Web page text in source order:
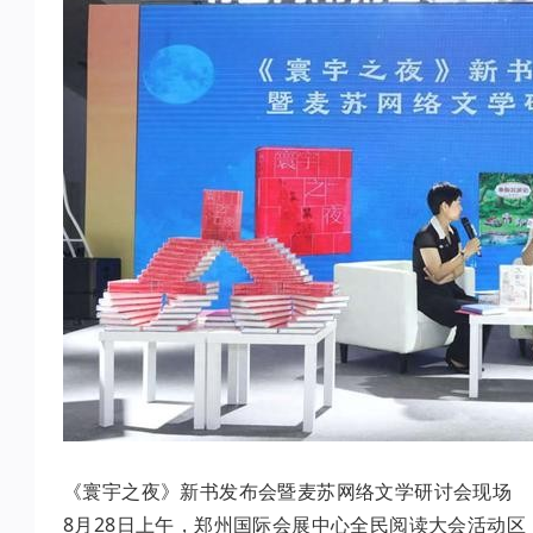
《寰宇之夜》新书发布会暨麦苏网络文学研讨会现场
8月28日上午，郑州国际会展中心全民阅读大会活动区